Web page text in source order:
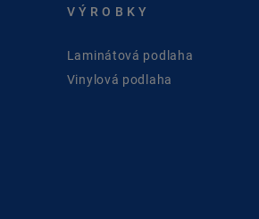
VÝROBKY
Laminátová podlaha
Vinylová podlaha